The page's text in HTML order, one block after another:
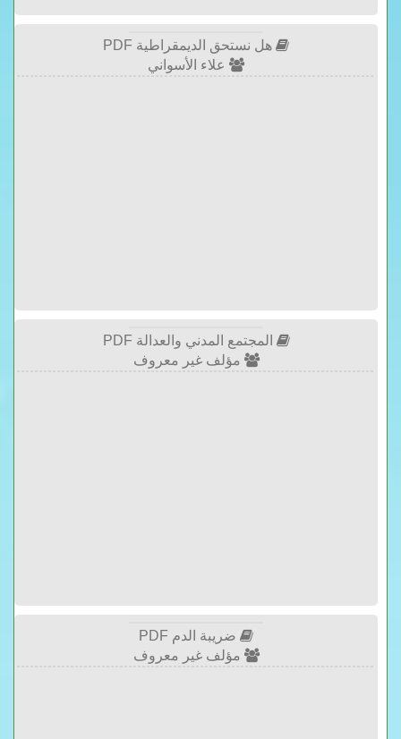
هل نستحق الديمقراطية PDF
علاء الأسواني
المجتمع المدني والعدالة PDF
مؤلف غير معروف
ضريبة الدم PDF
مؤلف غير معروف